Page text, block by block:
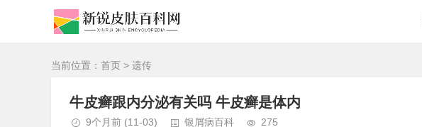
当前位置： 首页 > 遗传
牛皮癣跟内分泌有关吗 牛皮癣是体内
9个月前 (11-03) 银屑病百科 275